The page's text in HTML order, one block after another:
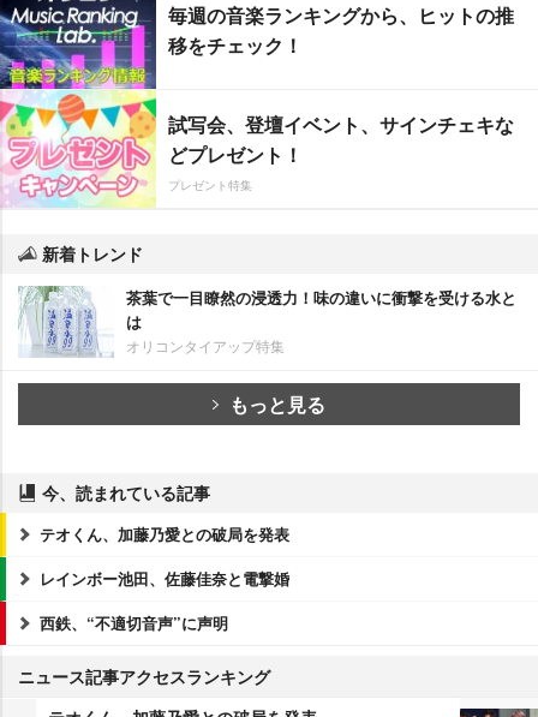
毎週の音楽ランキングから、ヒットの推
移をチェック！
試写会、登壇イベント、サインチェキな
どプレゼント！
プレゼント特集
新着トレンド
茶葉で一目瞭然の浸透力！味の違いに衝撃を受ける水と
は
オリコンタイアップ特集
もっと見る
今、読まれている記事
テオくん、加藤乃愛との破局を発表
レインボー池田、佐藤佳奈と電撃婚
西鉄、“不適切音声”に声明
ニュース記事アクセスランキング